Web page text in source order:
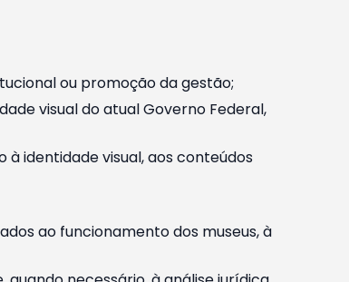
ou promoção da gestão;
visual do atual Governo Federal,
à identidade visual, aos conteúdos
ao funcionamento dos museus, à